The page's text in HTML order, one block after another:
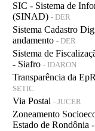
SIC - Sistema de
(SINAD) - DER
Sistema Cadastro
andamento - DER
Sistema de
- Siafro - IDARON
Transparência da
SETIC
Via Postal - JUCER
Zoneamento
Estado de Rondônia